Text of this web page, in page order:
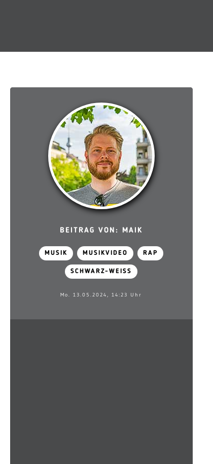
BEITRAG VON: MAIK
MUSIK MUSIKVIDEO RAP
SCHWARZ-WEISS
Mo. 13.05.2024, 14:23 Uhr